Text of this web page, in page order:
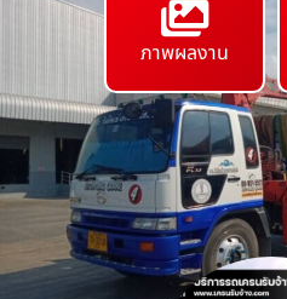
ภาพผลงาน